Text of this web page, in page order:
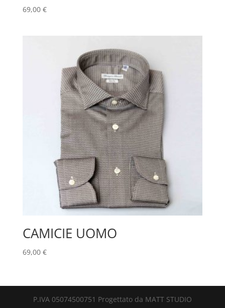
69,00 €
CAMICIE UOMO
69,00 €
P.IVA 05074500751 Progettato da MATT STUDIO